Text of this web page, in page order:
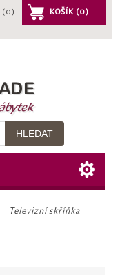
(0) KOŠÍK (0)
Televizní skříňka